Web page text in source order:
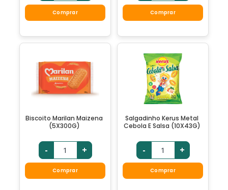
Comprar Comprar
Biscoito Marilan Maizena
(5X300G)
- +
Comprar
Salgadinho Kerus Metal
Cebola E Salsa (10X43G)
- +
Comprar